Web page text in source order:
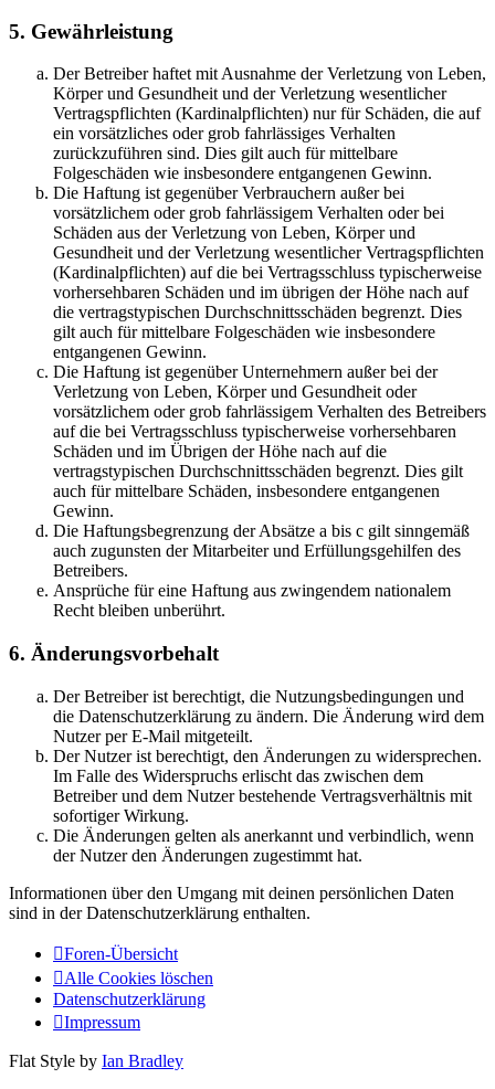
5. Gewährleistung
Der Betreiber haftet mit Ausnahme der Verletzung von Leben,
Körper und Gesundheit und der Verletzung wesentlicher
Vertragspflichten (Kardinalpflichten) nur für Schäden, die auf
ein vorsätzliches oder grob fahrlässiges Verhalten
zurückzuführen sind. Dies gilt auch für mittelbare
Folgeschäden wie insbesondere entgangenen Gewinn.
Die Haftung ist gegenüber Verbrauchern außer bei
vorsätzlichem oder grob fahrlässigem Verhalten oder bei
Schäden aus der Verletzung von Leben, Körper und
Gesundheit und der Verletzung wesentlicher Vertragspflichten
(Kardinalpflichten) auf die bei Vertragsschluss typischerweise
vorhersehbaren Schäden und im übrigen der Höhe nach auf
die vertragstypischen Durchschnittsschäden begrenzt. Dies
gilt auch für mittelbare Folgeschäden wie insbesondere
entgangenen Gewinn.
Die Haftung ist gegenüber Unternehmern außer bei der
Verletzung von Leben, Körper und Gesundheit oder
vorsätzlichem oder grob fahrlässigem Verhalten des Betreibers
auf die bei Vertragsschluss typischerweise vorhersehbaren
Schäden und im Übrigen der Höhe nach auf die
vertragstypischen Durchschnittsschäden begrenzt. Dies gilt
auch für mittelbare Schäden, insbesondere entgangenen
Gewinn.
Die Haftungsbegrenzung der Absätze a bis c gilt sinngemäß
auch zugunsten der Mitarbeiter und Erfüllungsgehilfen des
Betreibers.
Ansprüche für eine Haftung aus zwingendem nationalem
Recht bleiben unberührt.
6. Änderungsvorbehalt
Der Betreiber ist berechtigt, die Nutzungsbedingungen und
die Datenschutzerklärung zu ändern. Die Änderung wird dem
Nutzer per E-Mail mitgeteilt.
Der Nutzer ist berechtigt, den Änderungen zu widersprechen.
Im Falle des Widerspruchs erlischt das zwischen dem
Betreiber und dem Nutzer bestehende Vertragsverhältnis mit
sofortiger Wirkung.
Die Änderungen gelten als anerkannt und verbindlich, wenn
der Nutzer den Änderungen zugestimmt hat.
Informationen über den Umgang mit deinen persönlichen Daten
sind in der Datenschutzerklärung enthalten.
Foren-Übersicht
Alle Cookies löschen
Datenschutzerklärung
Impressum
Flat Style by Ian Bradley